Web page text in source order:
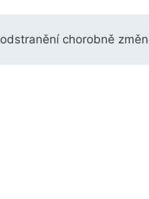
odstranění chorobně